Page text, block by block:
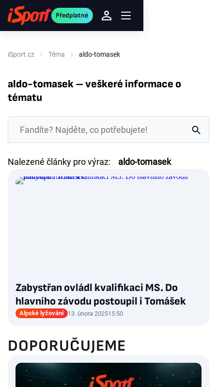
Předplatné
iSport.cz Téma aldo-tomasek
aldo-tomasek – veškeré informace o
tématu
Nalezené články pro výraz: aldo-tomasek
Zabystřan ovládl kvalifikaci MS. Do
hlavního závodu postoupil i Tomášek
Alpské lyžování 13. února 202515:50
DOPORUČUJEME